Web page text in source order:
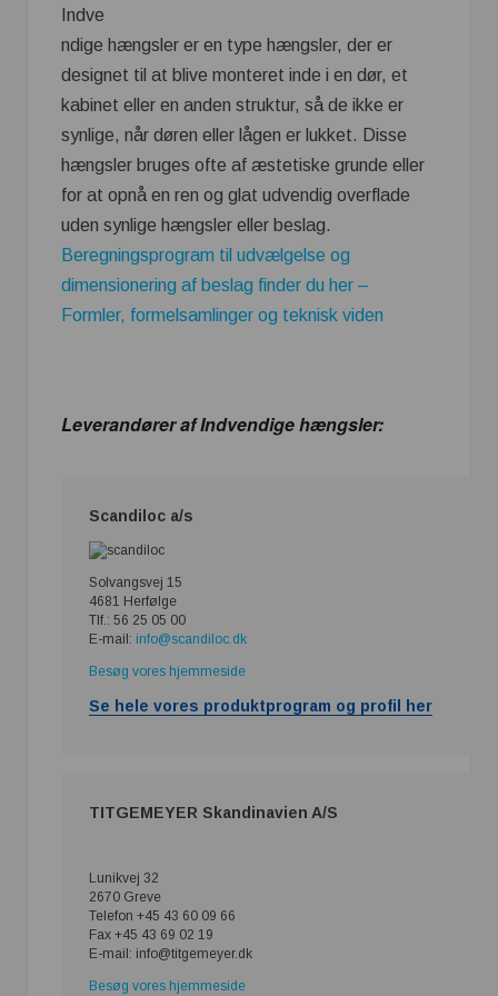
Indve
ndige hængsler er en type hængsler, der er
designet til at blive monteret inde i en dør, et
kabinet eller en anden struktur, så de ikke er
synlige, når døren eller lågen er lukket. Disse
hængsler bruges ofte af æstetiske grunde eller
for at opnå en ren og glat udvendig overflade
uden synlige hængsler eller beslag.
Beregningsprogram til udvælgelse og
dimensionering af beslag finder du her –
Formler, formelsamlinger og teknisk viden
Leverandører af Indvendige hængsler:
Scandiloc a/s
Solvangsvej 15
4681 Herfølge
Tlf.: 56 25 05 00
E-mail: info@scandiloc.dk
Besøg vores hjemmeside
Se hele vores produktprogram og profil her
TITGEMEYER Skandinavien A/S
Lunikvej 32
2670 Greve
Telefon +45 43 60 09 66
Fax +45 43 69 02 19
E-mail: info@titgemeyer.dk
Besøg vores hjemmeside